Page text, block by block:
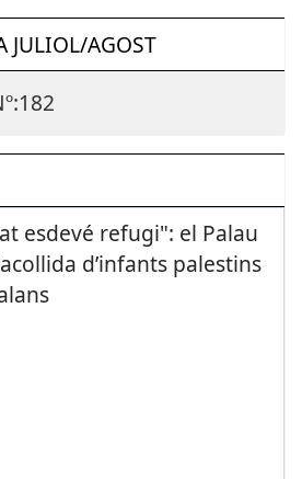
JULIOL/AGOST